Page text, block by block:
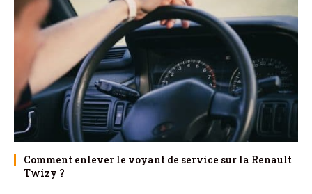
Comment enlever le voyant de service sur la Renault
Twizy ?